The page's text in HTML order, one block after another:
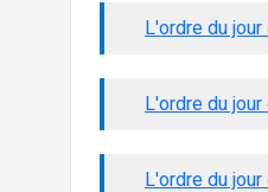
L'ordre du
L'ordre du
L'ordre du